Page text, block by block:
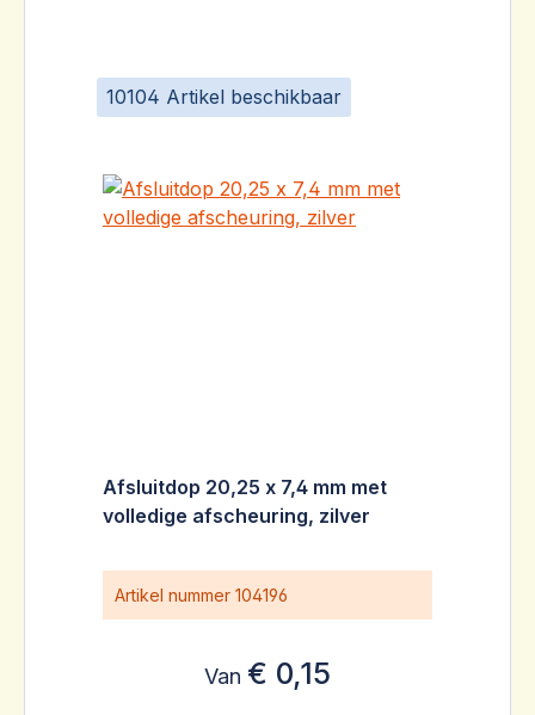
10104 Artikel beschikbaar
Afsluitdop 20,25 x 7,4 mm met
volledige afscheuring, zilver
Artikel nummer 104196
Van € 0,15